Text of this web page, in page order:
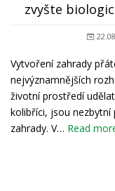
zvyšte
Vytvoření zahrady
nejvýznamnějších
životní prostředí
kolibříci, jsou
zahrady. V… Read